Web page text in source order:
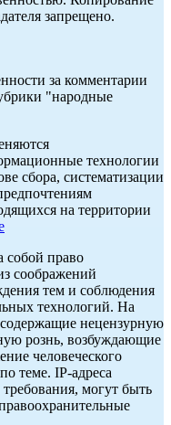
запрещено.
за комментарии
"народные
технологии
сбора, систематизации
на территории
собой право
соображений
тем и соблюдения
технологий. На
нецензурную
рознь, возбуждающие
человеческого
теме. IP-адреса
могут быть